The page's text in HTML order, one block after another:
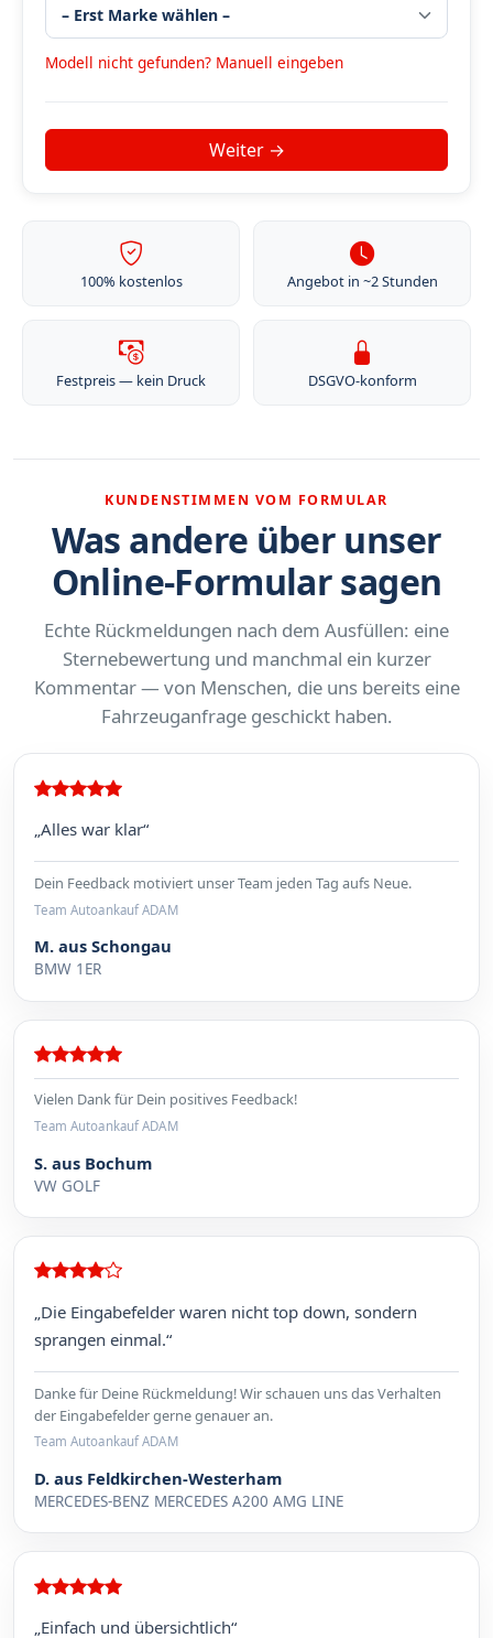
Modell nicht gefunden? Manuell eingeben
100% kostenlos Angebot in ~2 Stunden
Festpreis — kein Druck DSGVO-konform
KUNDENSTIMMEN VOM FORMULAR
Was andere über unser
Online-Formular sagen
Echte Rückmeldungen nach dem Ausfüllen: eine
Sternebewertung und manchmal ein kurzer
Kommentar — von Menschen, die uns bereits eine
Fahrzeuganfrage geschickt haben.
„Alles war klar“
Dein Feedback motiviert unser Team jeden Tag aufs Neue.
Team Autoankauf ADAM
M. aus Schongau
BMW 1ER
Vielen Dank für Dein positives Feedback!
Team Autoankauf ADAM
S. aus Bochum
VW GOLF
„Die Eingabefelder waren nicht top down, sondern
sprangen einmal.“
Danke für Deine Rückmeldung! Wir schauen uns das Verhalten
der Eingabefelder gerne genauer an.
Team Autoankauf ADAM
D. aus Feldkirchen-Westerham
MERCEDES-BENZ MERCEDES A200 AMG LINE
„Einfach und übersichtlich“